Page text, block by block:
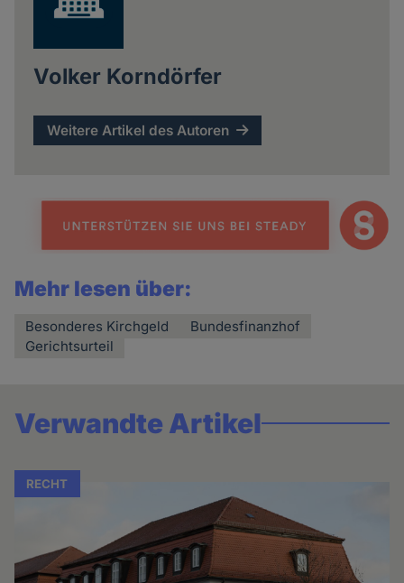
Volker Korndörfer
Weitere Artikel des Autoren
Mehr lesen über:
Besonderes Kirchgeld
Bundesfinanzhof
Gerichtsurteil
Verwandte Artikel
RECHT